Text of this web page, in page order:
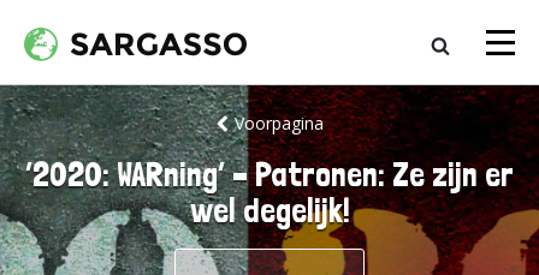
Voorpagina
‘2020: WARning’ – Patronen: Ze zijn er
wel degelijk!